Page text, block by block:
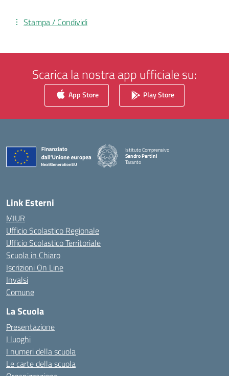
Stampa / Condividi
Scarica la nostra app ufficiale su:
App Store Play Store
Istituto Comprensivo
Sandro Pertini
Taranto
Link Esterni
MIUR
Ufficio Scolastico Regionale
Ufficio Scolastico Territoriale
Scuola in Chiaro
Iscrizioni On Line
Invalsi
Comune
La Scuola
Presentazione
I luoghi
I numeri della scuola
Le carte della scuola